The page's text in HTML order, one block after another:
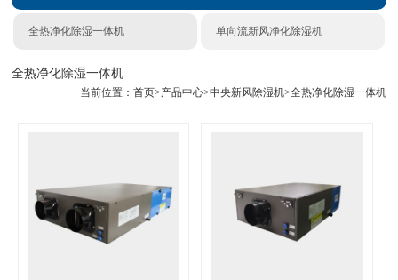
全热净化除湿一体机 单向流新风净化除湿机
全热净化除湿一体机
当前位置： 首页>产品中心>中央新风除湿机>全热净化除湿一体机